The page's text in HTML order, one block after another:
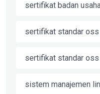
sertifikat badan
sertifikat standar oss
sertifikat standar oss
sistem manajemen